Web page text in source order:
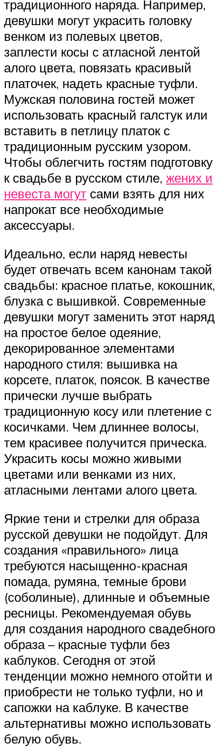
традиционного наряда. Например,
девушки могут украсить головку
венком из полевых цветов,
заплести косы с атласной лентой
алого цвета, повязать красивый
платочек, надеть красные туфли.
Мужская половина гостей может
использовать красный галстук или
вставить в петлицу платок с
традиционным русским узором.
Чтобы облегчить гостям подготовку
к свадьбе в русском стиле, жених и
невеста могут сами взять для них
напрокат все необходимые
аксессуары.
Идеально, если наряд невесты
будет отвечать всем канонам такой
свадьбы: красное платье, кокошник,
блузка с вышивкой. Современные
девушки могут заменить этот наряд
на простое белое одеяние,
декорированное элементами
народного стиля: вышивка на
корсете, платок, поясок. В качестве
прически лучше выбрать
традиционную косу или плетение с
косичками. Чем длиннее волосы,
тем красивее получится прическа.
Украсить косы можно живыми
цветами или венками из них,
атласными лентами алого цвета.
Яркие тени и стрелки для образа
русской девушки не подойдут. Для
создания «правильного» лица
требуются насыщенно-красная
помада, румяна, темные брови
(соболиные), длинные и объемные
ресницы. Рекомендуемая обувь
для создания народного свадебного
образа – красные туфли без
каблуков. Сегодня от этой
тенденции можно немного отойти и
приобрести не только туфли, но и
сапожки на каблуке. В качестве
альтернативы можно использовать
белую обувь.